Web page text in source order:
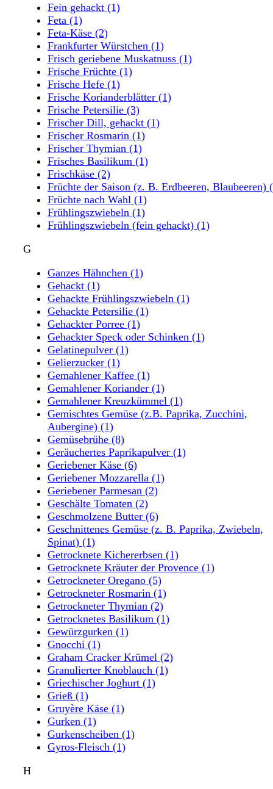
Fein gehackt (1)
Feta (1)
Feta-Käse (2)
Frankfurter Würstchen (1)
Frisch geriebene Muskatnuss (1)
Frische Früchte (1)
Frische Hefe (1)
Frische Korianderblätter (1)
Frische Petersilie (3)
Frischer Dill, gehackt (1)
Frischer Rosmarin (1)
Frischer Thymian (1)
Frisches Basilikum (1)
Frischkäse (2)
Früchte der Saison (z. B. Erdbeeren, Blaubeeren)
Früchte nach Wahl (1)
Frühlingszwiebeln (1)
Frühlingszwiebeln (fein gehackt) (1)
G
Ganzes Hähnchen (1)
Gehackt (1)
Gehackte Frühlingszwiebeln (1)
Gehackte Petersilie (1)
Gehackter Porree (1)
Gehackter Speck oder Schinken (1)
Gelatinepulver (1)
Gelierzucker (1)
Gemahlener Kaffee (1)
Gemahlener Koriander (1)
Gemahlener Kreuzkümmel (1)
Gemischtes Gemüse (z.B. Paprika, Zucchini,
Aubergine) (1)
Gemüsebrühe (8)
Geräuchertes Paprikapulver (1)
Geriebener Käse (6)
Geriebener Mozzarella (1)
Geriebener Parmesan (2)
Geschälte Tomaten (2)
Geschmolzene Butter (6)
Geschnittenes Gemüse (z. B. Paprika, Zwiebeln,
Spinat) (1)
Getrocknete Kichererbsen (1)
Getrocknete Kräuter der Provence (1)
Getrockneter Oregano (5)
Getrockneter Rosmarin (1)
Getrockneter Thymian (2)
Getrocknetes Basilikum (1)
Gewürzgurken (1)
Gnocchi (1)
Graham Cracker Krümel (2)
Granulierter Knoblauch (1)
Griechischer Joghurt (1)
Grieß (1)
Gruyère Käse (1)
Gurken (1)
Gurkenscheiben (1)
Gyros-Fleisch (1)
H